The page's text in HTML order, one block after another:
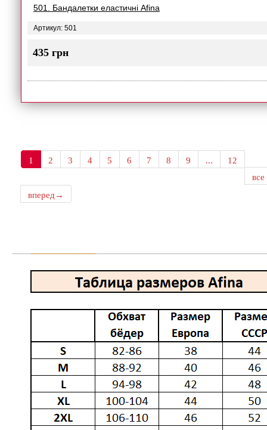
501. Бандалетки еластичні Afina
Артикул: 501
435 грн
1 2 3 4 5 6 7 8 9 ...
12
все
вперед→